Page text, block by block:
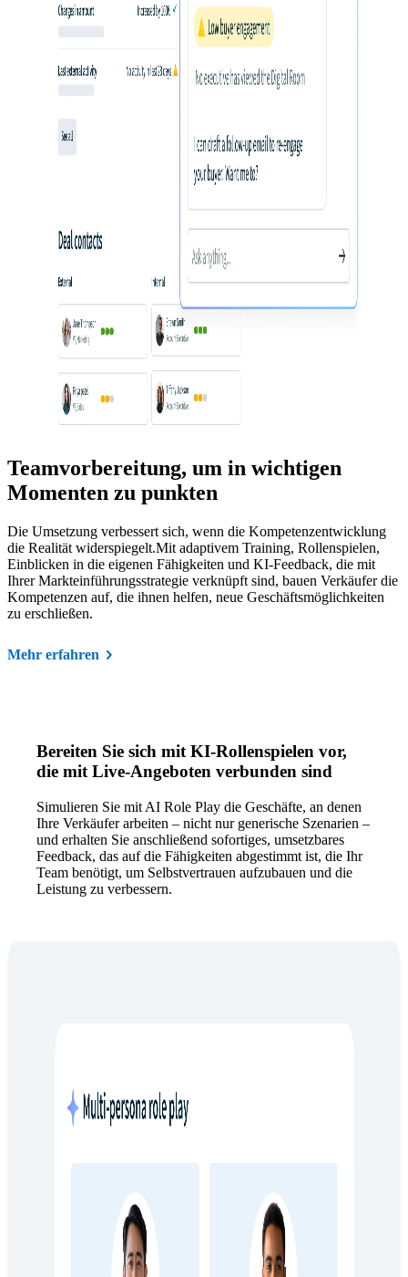
Teamvorbereitung, um in wichtigen
Momenten zu punkten
Die Umsetzung verbessert sich, wenn die Kompetenzentwicklung
die Realität widerspiegelt.Mit adaptivem Training, Rollenspielen,
Einblicken in die eigenen Fähigkeiten und KI-Feedback, die mit
Ihrer Markteinführungsstrategie verknüpft sind, bauen Verkäufer die
Kompetenzen auf, die ihnen helfen, neue Geschäftsmöglichkeiten
zu erschließen.
Mehr erfahren
Bereiten Sie sich mit KI-Rollenspielen vor,
die mit Live-Angeboten verbunden sind
Simulieren Sie mit AI Role Play die Geschäfte, an denen
Ihre Verkäufer arbeiten – nicht nur generische Szenarien –
und erhalten Sie anschließend sofortiges, umsetzbares
Feedback, das auf die Fähigkeiten abgestimmt ist, die Ihr
Team benötigt, um Selbstvertrauen aufzubauen und die
Leistung zu verbessern.